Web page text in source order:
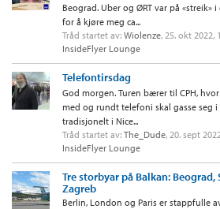
Beograd. Uber og ØRT var på «streik»
for å kjøre meg ca...
Tråd startet av: Wiolenze, 25. okt 2022,
InsideFlyer Lounge
Telefontirsdag
God morgen. Turen bærer til CPH,
med og rundt telefoni skal gasse seg
tradisjonelt i Nice...
Tråd startet av: The_Dude, 20. sept
InsideFlyer Lounge
Tre storbyar på Balkan: Beograd,
Zagreb
Berlin, London og Paris er stappfulle